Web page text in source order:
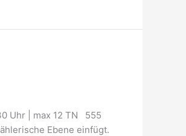
Uhr | max 12 TN 555
Ebene einfügt.